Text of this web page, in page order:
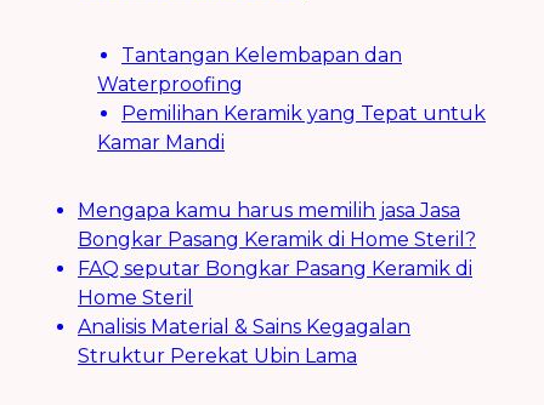
Tantangan Kelembapan dan
Waterproofing
Pemilihan Keramik yang Tepat untuk
Kamar Mandi
Mengapa kamu harus memilih jasa Jasa
Bongkar Pasang Keramik di Home Steril?
FAQ seputar Bongkar Pasang Keramik di
Home Steril
Analisis Material & Sains Kegagalan
Struktur Perekat Ubin Lama